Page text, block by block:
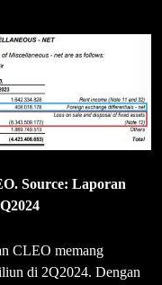
Source: Laporan
CLEO memang
di 2Q2024. Dengan